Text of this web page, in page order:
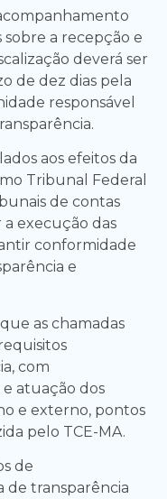
a recepção e
deverá ser
de dez dias pela
responsável
aos efeitos da
Tribunal Federal
de contas
execução das
conformidade
e
as chamadas
com
atuação dos
e externo, pontos
pelo TCE-MA.
de
de transparência